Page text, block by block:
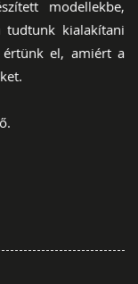
modellekbe,
tudtunk kialakítani
értünk el, amiért a